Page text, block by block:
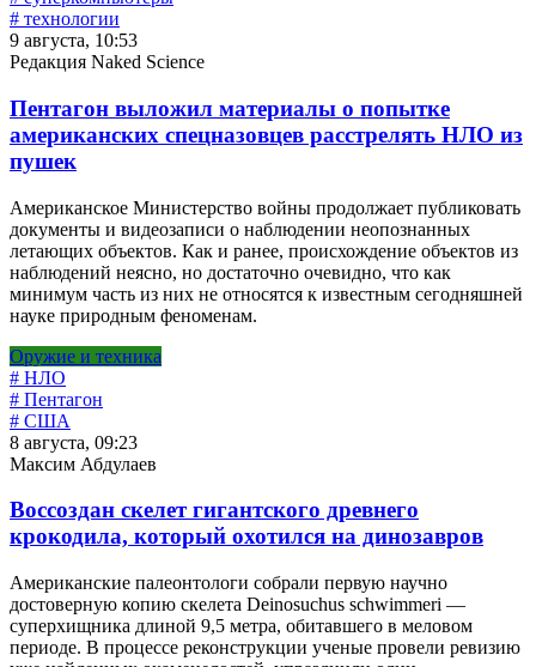
# технологии
9 августа, 10:53
Редакция Naked Science
Пентагон выложил материалы о попытке
американских спецназовцев расстрелять НЛО из
пушек
Американское Министерство войны продолжает публиковать
документы и видеозаписи о наблюдении неопознанных
летающих объектов. Как и ранее, происхождение объектов из
наблюдений неясно, но достаточно очевидно, что как
минимум часть из них не относятся к известным сегодняшней
науке природным феноменам.
Оружие и техника
# НЛО
# Пентагон
# США
8 августа, 09:23
Максим Абдулаев
Воссоздан скелет гигантского древнего
крокодила, который охотился на динозавров
Американские палеонтологи собрали первую научно
достоверную копию скелета Deinosuchus schwimmeri —
суперхищника длиной 9,5 метра, обитавшего в меловом
периоде. В процессе реконструкции ученые провели ревизию